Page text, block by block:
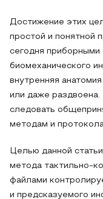
Достижение этих
простой и понятной
сегодня
биомеханического
внутренняя
или даже
следовать
методам и
Целью данной
метода тактильно-
файлами
и предсказуемого